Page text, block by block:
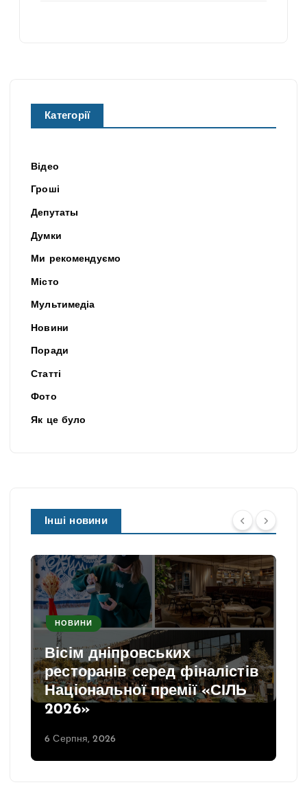
Категорії
Відео
Гроші
Депутаты
Думки
Ми рекомендуємо
Місто
Мультимедіа
Новини
Поради
Статті
Фото
Як це було
Інші новини
НОВИНИ
Вісім дніпровських
ресторанів серед фіналістів
Національної премії «СІЛЬ
2026»
6 Серпня, 2026